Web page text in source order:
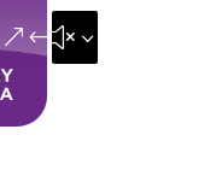
&#x35;